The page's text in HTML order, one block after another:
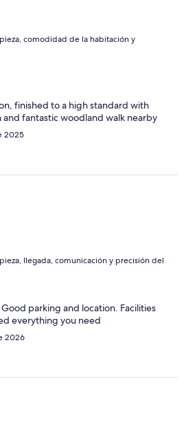
comodidad de la habitación y
finished to a high standard with
fantastic woodland walk nearby
2025
llegada, comunicación y precisión del
parking and location. Facilities
everything you need
2026